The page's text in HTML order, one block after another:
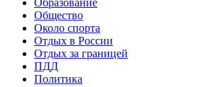
Общество
Около спорта
Отдых в России
Отдых за границей
ПДД
Политика